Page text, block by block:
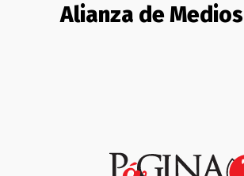
Alianza de Medios